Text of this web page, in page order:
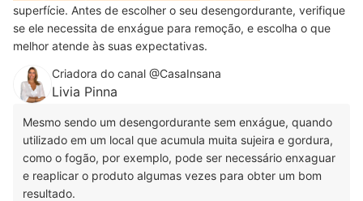
superfície. Antes de escolher o seu desengordurante, verifique
se ele necessita de enxágue para remoção, e escolha o que
melhor atende às suas expectativas.
Criadora do canal @CasaInsana
Livia Pinna
Mesmo sendo um desengordurante sem enxágue, quando
utilizado em um local que acumula muita sujeira e gordura,
como o fogão, por exemplo, pode ser necessário enxaguar
e reaplicar o produto algumas vezes para obter um bom
resultado.